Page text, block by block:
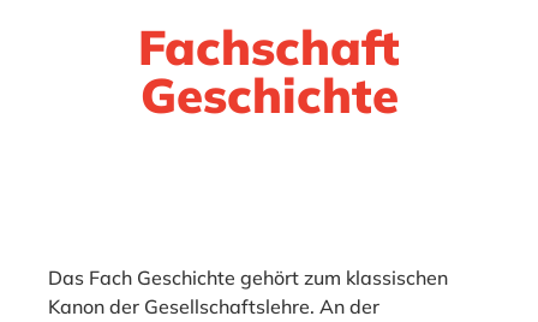
Fachschaft
Geschichte
Das Fach Geschichte gehört zum klassischen
Kanon der Gesellschaftslehre. An der